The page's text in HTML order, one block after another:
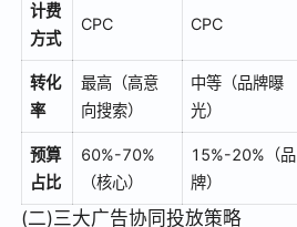
计费
方式
CPC CPC
转化
率
最高（高意
向搜索）
中等（品牌曝
光）
预算
占比
60%-70%
（核心）
15%-20%（品
牌）
(二)三大广告协同投放策略